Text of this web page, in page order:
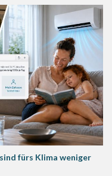
fürs Klima weniger